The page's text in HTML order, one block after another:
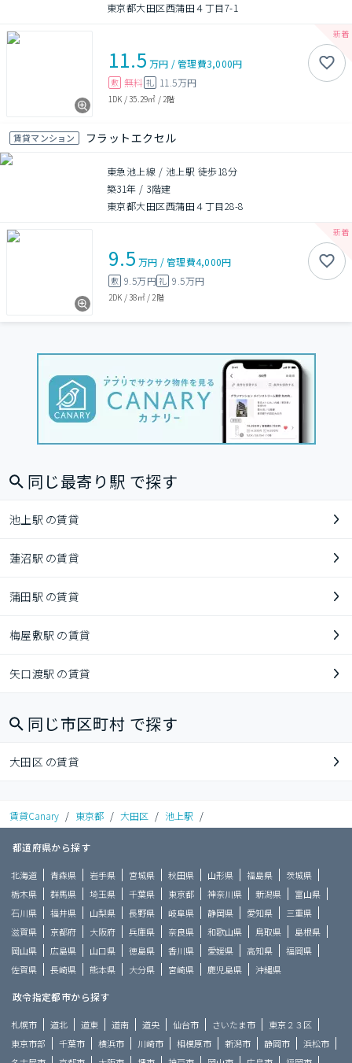
東京都大田区西蒲田４丁目7-1
11.5 万円 /管理費3,000円
敷 無料 礼 11.5万円
1DK /35.29㎡ / 2階
賃貸マンション フラットエクセル
東急池上線 / 池上駅 徒歩18分
築31年 / 3階建
東京都大田区西蒲田４丁目28-8
9.5 万円 /管理費4,000円
敷 9.5万円礼 9.5万円
2DK /38㎡/ 2階
同じ最寄り駅 で探す
池上駅 の賃貸
蓮沼駅 の賃貸
蒲田駅 の賃貸
梅屋敷駅 の賃貸
矢口渡駅 の賃貸
同じ市区町村 で探す
大田区 の賃貸
賃貸Canary / 東京都 / 大田区 / 池上駅 /
都道府県から探す
北海道 青森県 岩手県 宮城県 秋田県 山形県 福島県
茨城県
栃木県
群馬県 埼玉県 千葉県 東京都 神奈川県 新潟県
富山県
石川県
福井県 山梨県 長野県 岐阜県 静岡県 愛知県
三重県
滋賀県
京都府 大阪府 兵庫県 奈良県 和歌山県 鳥取県
島根県
岡山県
広島県 山口県 徳島県 香川県 愛媛県 高知県
福岡県
佐賀県
長崎県 熊本県 大分県 宮崎県 鹿児島県 沖縄県
政令指定都市から探す
札幌市 道北 道東 道南 道央 仙台市 さいたま市
東京２３区
東京市部
千葉市 横浜市 川崎市 相模原市 新潟市 静岡市
浜松市